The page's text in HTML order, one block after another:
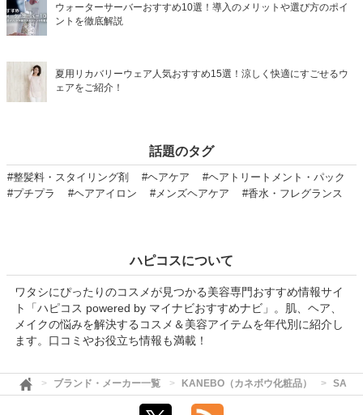
ウォーターサーバーおすすめ10選！導入のメリットや選び方のポイ
ントを徹底解説
夏用リカバリーウェア人気おすすめ15選！涼しく快適にすごせるウ
ェアをご紹介！
話題のタグ
#整髪料・スタイリング剤 #ヘアケア
#ヘアトリートメント・パック
#プチプラ
#ヘアアイロン #メンズヘアケア #香水・フレグランス
ハピコスについて
ワタシにぴったりのコスメが見つかる美容専門おすすめ情報サイ
ト「ハピコス powered by マイナビおすすめナビ」。肌、ヘア、
メイクの悩みを解決するコスメ＆美容アイテムを年代別に紹介し
ます。口コミやお役立ち情報も満載！
ブランド・メーカー一覧 KANEBO（カネボウ化粧品） SALA